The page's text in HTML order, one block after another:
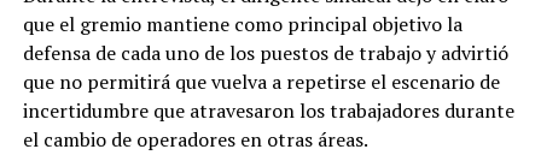
que el gremio mantiene como principal objetivo la
defensa de cada uno de los puestos de trabajo y advirtió
que no permitirá que vuelva a repetirse el escenario de
incertidumbre que atravesaron los trabajadores durante
el cambio de operadores en otras áreas.